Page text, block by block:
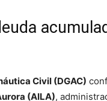
Civil (DGAC)
(AILA),